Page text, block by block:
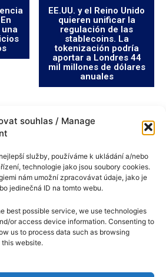
souhlas / Manage
služby, používáme k ukládání a/nebo
technologie jako jsou soubory cookies.
nám umožní zpracovávat údaje, jako je
jedinečná ID na tomto webu.
best possible service, we use technologies
or access device information. Consenting to
us to process data such as browsing
this website.
EE.UU. y el Reino Unido
quieren unificar la
regulación de las
stablecoins. La
tokenización podría
aportar a Londres 44
mil millones de dólares
anuales